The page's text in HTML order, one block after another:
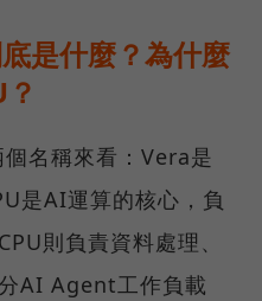
是什麼？為什麼
名稱來看：Vera是
是AI運算的核心，負
則負責資料處理、
AI Agent工作負載